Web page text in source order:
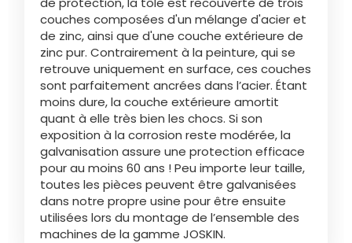
Eesti keel
Slovenija
Lietuvių kalba
Česká republika
couches composées d'un mélange d'acier et
de zinc, ainsi que d'une couche extérieure de
zinc pur. Contrairement à la peinture, qui se
retrouve uniquement en surface, ces couches
sont parfaitement ancrées dans l’acier. Étant
moins dure, la couche extérieure amortit
quant à elle très bien les chocs. Si son
exposition à la corrosion reste modérée, la
galvanisation assure une protection efficace
pour au moins 60 ans ! Peu importe leur taille,
toutes les pièces peuvent être galvanisées
dans notre propre usine pour être ensuite
utilisées lors du montage de l’ensemble des
machines de la gamme JOSKIN.